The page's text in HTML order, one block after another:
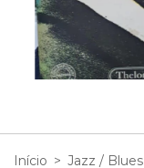
Início > Jazz / Blues